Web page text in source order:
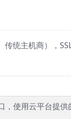
统主机商），
，使用云平台提供